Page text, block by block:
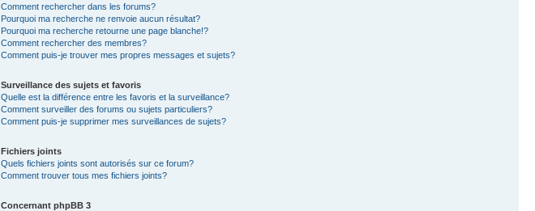
Comment rechercher dans les forums?
Pourquoi ma recherche ne renvoie aucun résultat?
Pourquoi ma recherche retourne une page blanche!?
Comment rechercher des membres?
Comment puis-je trouver mes propres messages et sujets?
Surveillance des sujets et favoris
Quelle est la différence entre les favoris et la surveillance?
Comment surveiller des forums ou sujets particuliers?
Comment puis-je supprimer mes surveillances de sujets?
Fichiers joints
Quels fichiers joints sont autorisés sur ce forum?
Comment trouver tous mes fichiers joints?
Concernant phpBB 3